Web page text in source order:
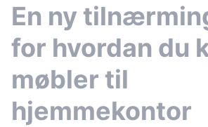
En ny
for hvordan du
møbler til
hjemmekontor